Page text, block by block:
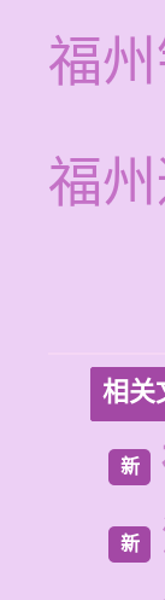
福
福
相关
新
新